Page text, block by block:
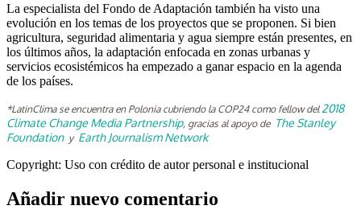
La especialista del Fondo de Adaptación también ha visto una
evolución en los temas de los proyectos que se proponen. Si bien
agricultura, seguridad alimentaria y agua siempre están presentes, en
los últimos años, la adaptación enfocada en zonas urbanas y
servicios ecosistémicos ha empezado a ganar espacio en la agenda
de los países.
*LatinClima se encuentra en Polonia cubriendo la COP24 como fellow del 2018
Climate Change Media Partnership, gracias al apoyo de The Stanley
Foundationy Earth Journalism Network
Copyright: Uso con crédito de autor personal e institucional
Añadir nuevo comentario